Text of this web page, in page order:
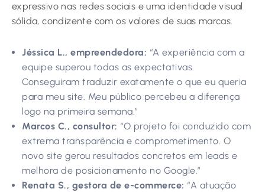
expressivo nas redes sociais e uma identidade visual
sólida, condizente com os valores de suas marcas.
Jéssica L., empreendedora: “A experiência com a
equipe superou todas as expectativas.
Conseguiram traduzir exatamente o que eu queria
para meu site. Meu público percebeu a diferença
logo na primeira semana.”
Marcos C., consultor: “O projeto foi conduzido com
extrema transparência e comprometimento. O
novo site gerou resultados concretos em leads e
melhora de posicionamento no Google.”
Renata S., gestora de e-commerce: “A atuação